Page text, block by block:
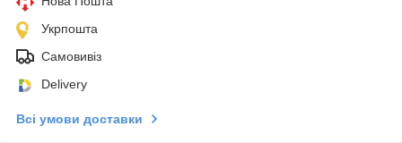
Укрпошта
Самовивіз
Delivery
Всі умови доставки